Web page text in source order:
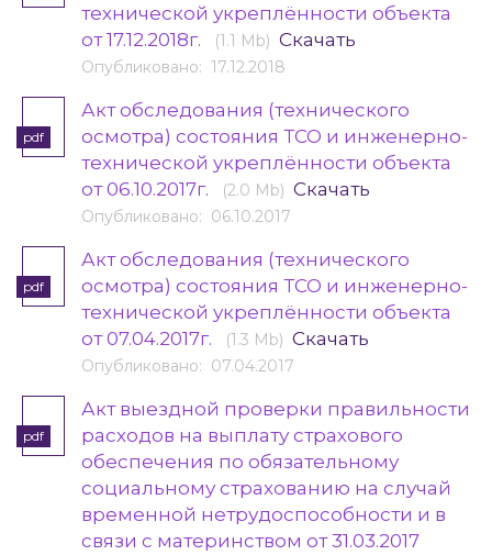
технической укреплённости объекта
от 17.12.2018г.
(1.1 Mb) Скачать
Опубликовано: 17.12.2018
pdf
Акт обследования (технического
осмотра) состояния ТСО и инженерно-
технической укреплённости объекта
от 06.10.2017г.
(2.0 Mb) Скачать
Опубликовано: 06.10.2017
pdf
Акт обследования (технического
осмотра) состояния ТСО и инженерно-
технической укреплённости объекта
от 07.04.2017г.
(1.3 Mb) Скачать
Опубликовано: 07.04.2017
pdf
Акт выездной проверки правильности
расходов на выплату страхового
обеспечения по обязательному
социальному страхованию на случай
временной нетрудоспособности и в
связи с материнством от 31.03.2017